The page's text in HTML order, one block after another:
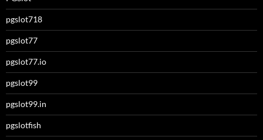
pgslot718
pgslot77
pgslot77.io
pgslot99
pgslot99.in
pgslotfish